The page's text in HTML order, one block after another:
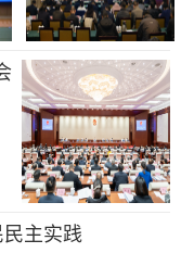
主实践